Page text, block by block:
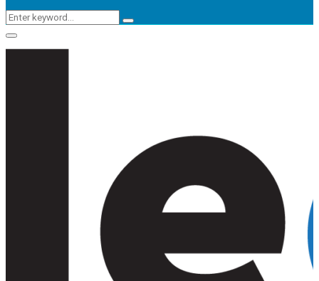
Search
Search
Primary
Menu